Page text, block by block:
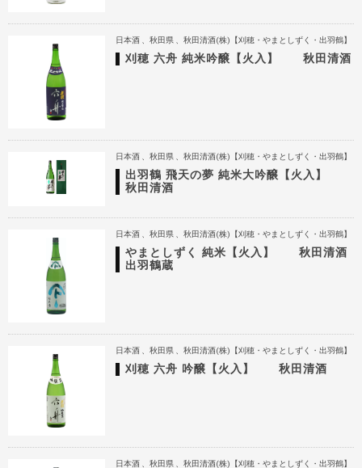
日本酒 秋田県 秋田清酒(株)【刈穂・やまとしずく・出羽鶴】
刈穂 六舟 純米吟醸【火入】 秋田清酒
日本酒 秋田県 秋田清酒(株)【刈穂・やまとしずく・出羽鶴】
出羽鶴 飛天の夢 純米大吟醸【火入】
秋田清酒
日本酒 秋田県 秋田清酒(株)【刈穂・やまとしずく・出羽鶴】
やまとしずく 純米【火入】 秋田清酒
出羽鶴蔵
日本酒 秋田県 秋田清酒(株)【刈穂・やまとしずく・出羽鶴】
刈穂 六舟 吟醸【火入】 秋田清酒
日本酒 秋田県 秋田清酒(株)【刈穂・やまとしずく・出羽鶴】